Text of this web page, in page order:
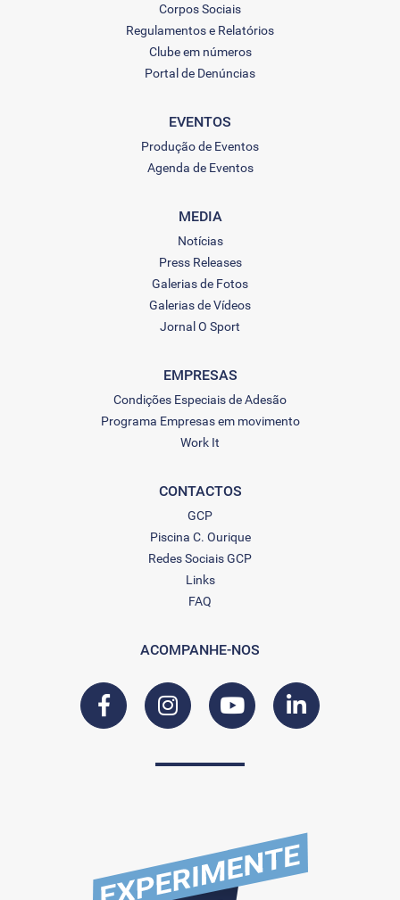
Corpos Sociais
Regulamentos e Relatórios
Clube em números
Portal de Denúncias
EVENTOS
Produção de Eventos
Agenda de Eventos
MEDIA
Notícias
Press Releases
Galerias de Fotos
Galerias de Vídeos
Jornal O Sport
EMPRESAS
Condições Especiais de Adesão
Programa Empresas em movimento
Work It
CONTACTOS
GCP
Piscina C. Ourique
Redes Sociais GCP
Links
FAQ
ACOMPANHE-NOS